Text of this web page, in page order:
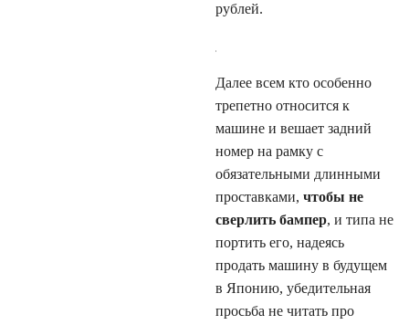
рублей.
Далее всем кто особенно
трепетно относится к
машине и вешает задний
номер на рамку с
обязательными длинными
проставками, чтобы не
сверлить бампер, и типа не
портить его, надеясь
продать машину в будущем
в Японию, убедительная
просьба не читать про